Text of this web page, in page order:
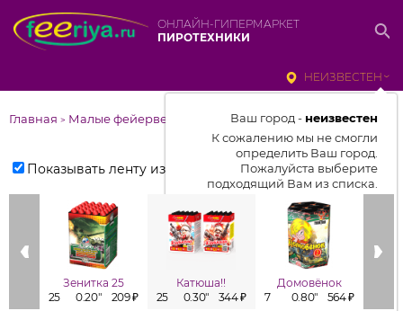
ОНЛАЙН-ГИПЕРМАРКЕТ
ПИРОТЕХНИКИ
НЕИЗВЕСТЕН
Ваш город - неизвестен
К сожалению мы не смогли
определить Ваш город.
Пожалуйста выберите
подходящий Вам из списка.
Выбрать город
От выбранного города зависит
отображаемый ассортимент,
цены, наличие и условия
доставки
Главная > Малые фейерверки
Показывать ленту изделий
Зенитка 25
25
0.20" 209 ₽
Катюша!!
25
0.30" 344 ₽
Домовёнок
7
0.80" 564 ₽